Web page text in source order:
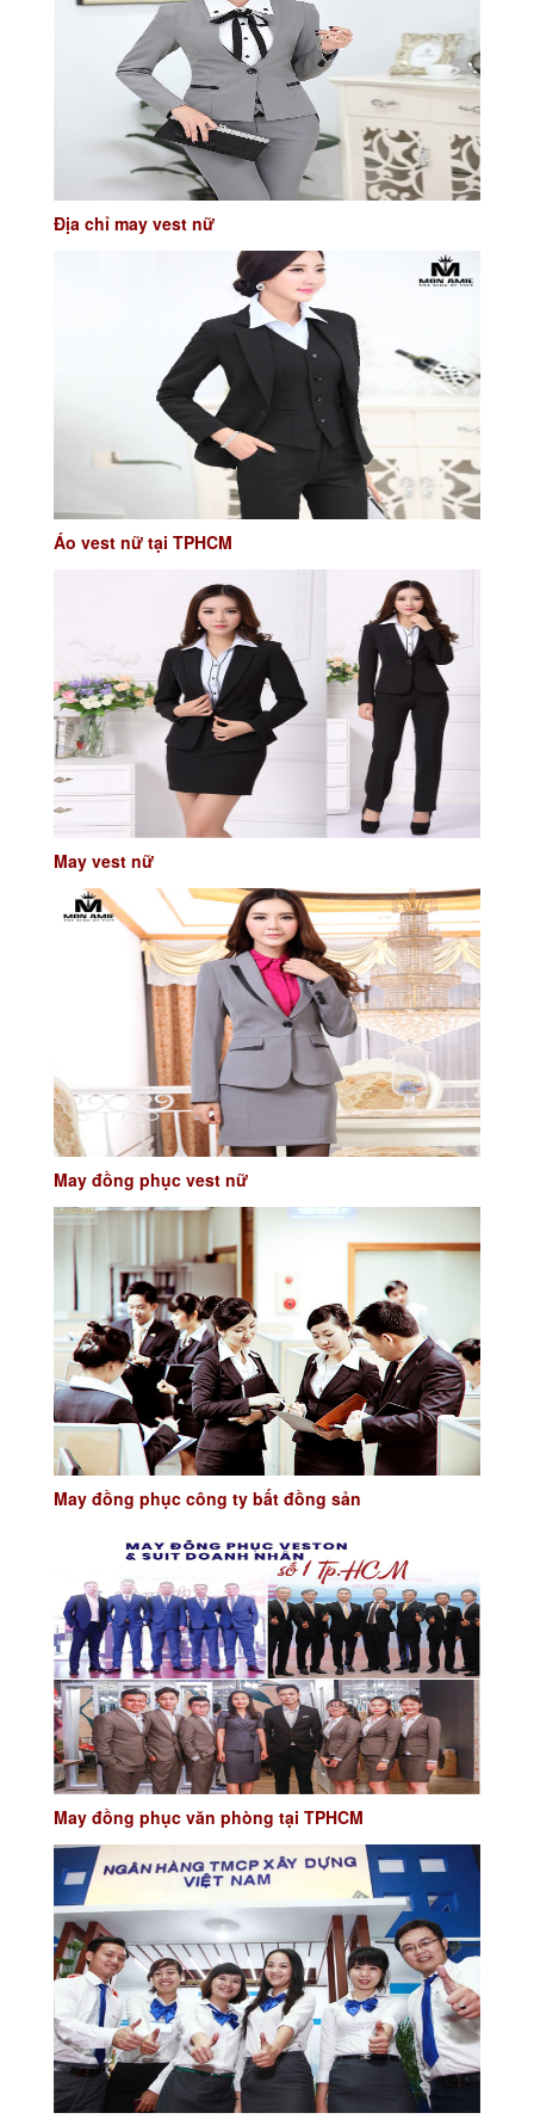
Địa chỉ may vest nữ
Áo vest nữ tại TPHCM
May vest nữ
May đồng phục vest nữ
May đồng phục công ty bất đồng sản
May đồng phục văn phòng tại TPHCM